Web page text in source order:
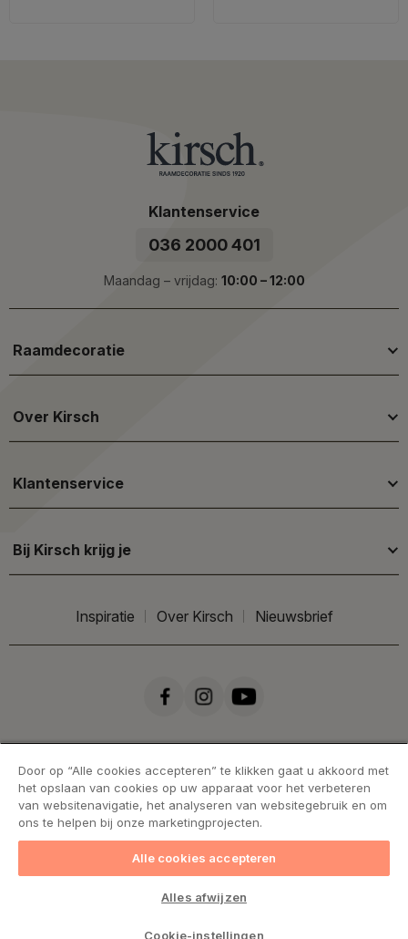
Klantenservice
036 2000 401
Maandag – vrijdag: 10:00 – 12:00
Raamdecoratie
Over Kirsch
Klantenservice
Bij Kirsch krijg je
Inspiratie Over Kirsch Nieuwsbrief
Handelsvoorwaarden Cookies
Door op “Alle cookies accepteren” te klikken gaat u akkoord met
het opslaan van cookies op uw apparaat voor het verbeteren
van websitenavigatie, het analyseren van websitegebruik en om
ons te helpen bij onze marketingprojecten.
Alle cookies accepteren
Alles afwijzen
Cookie-instellingen